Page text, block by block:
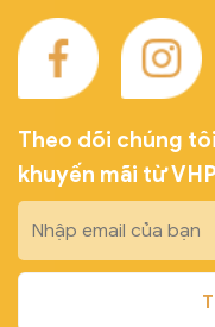
Theo dõi chúng
khuyến mãi từ VHP